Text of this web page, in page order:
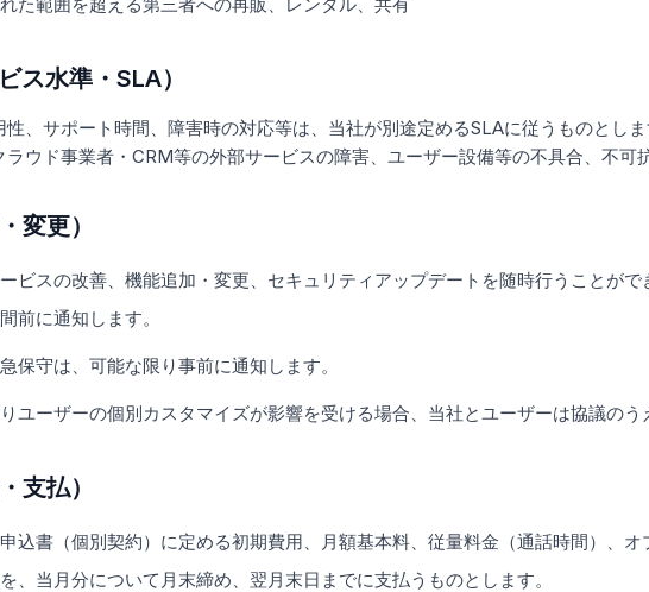
ス水準・SLA）
、サポート時間、障害時の対応等は、当社が別途定めるSLAに従うものとしま
ウド事業者・CRM等の外部サービスの障害、ユーザー設備等の不具合、不可
変更）
ビスの改善、機能追加・変更、セキュリティアップデートを随時行うことが
前に通知します。
保守は、可能な限り事前に通知します。
ユーザーの個別カスタマイズが影響を受ける場合、当社とユーザーは協議のう
支払）
込書（個別契約）に定める初期費用、月額基本料、従量料金（通話時間）、
、当月分について月末締め、翌月末日までに支払うものとします。